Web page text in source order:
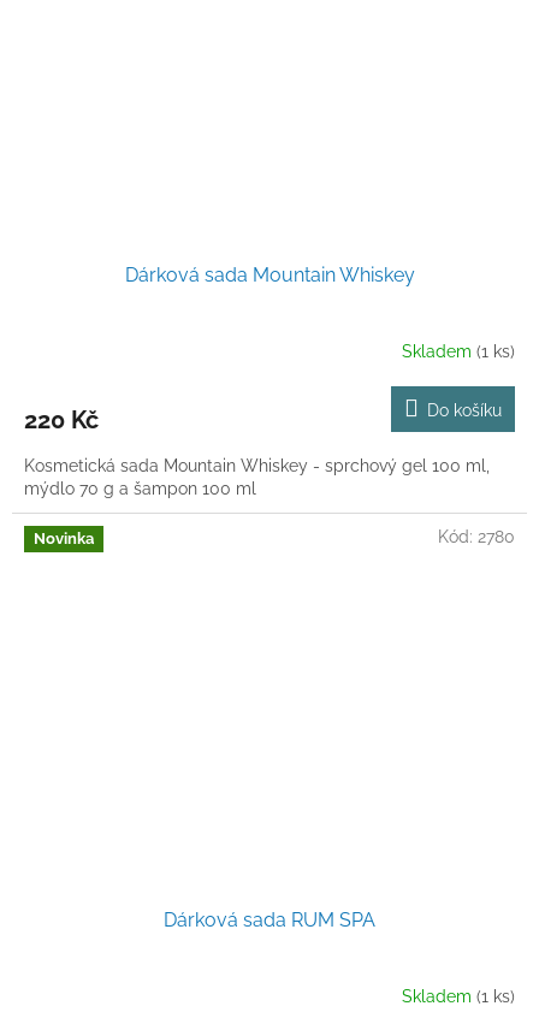
Dárková sada Mountain Whiskey
Skladem (1 ks)
220 Kč Do košíku
Kosmetická sada Mountain Whiskey - sprchový gel 100 ml,
mýdlo 70 g a šampon 100 ml
Novinka
Dárková sada RUM SPA
Skladem (1 ks)
Kód: 2780